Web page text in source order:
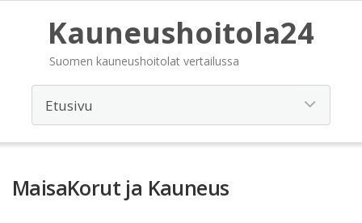
Kauneushoitola24
Suomen kauneushoitolat vertailussa
MaisaKorut ja Kauneus